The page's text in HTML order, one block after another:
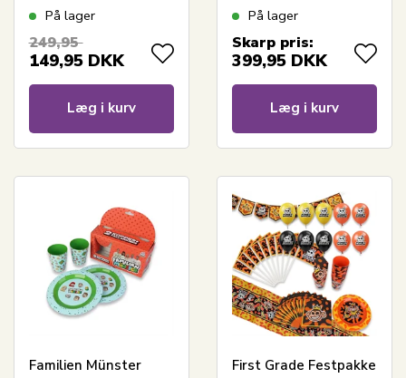
Skål og ske
På lager
249,95
149,95 DKK
Læg i kurv
personer
På lager
Skarp pris:
399,95 DKK
Læg i kurv
Familien Münster
First Grade Festpakke